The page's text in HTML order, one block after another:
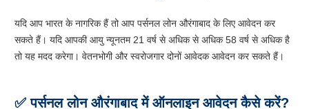
यदि आप भारत के नागरिक हैं तो आप पर्सनल लोन औरंगाबाद के लिए आवेदन कर
सकते हैं। यदि आपकी आयु न्यूनतम 21 वर्ष से अधिक से अधिक 58 वर्ष से अधिक है
तो यह मदद करेगा। वेतनभोगी और स्वरोजगार दोनों आवेदक आवेदन कर सकते हैं।
✅ पर्सनल लोन औरंगाबाद में ऑनलाइन आवेदन कैसे करें?